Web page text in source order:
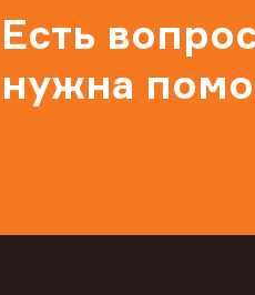
Есть
нужна